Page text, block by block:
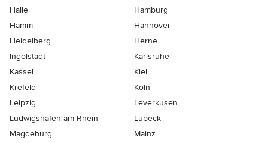
Halle
Hamburg
Hamm
Hannover
Heidelberg
Herne
Ingolstadt
Karlsruhe
Kassel
Kiel
Krefeld
Köln
Leipzig
Leverkusen
Ludwigshafen-am-Rhein
Lübeck
Magdeburg
Mainz